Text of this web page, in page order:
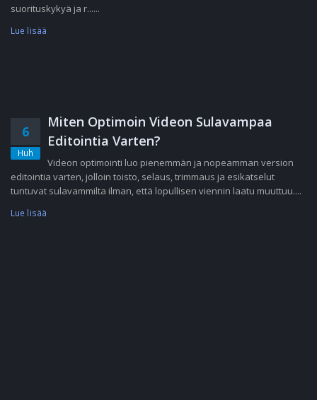
suorituskykyä ja r......
Lue lisää
6
Huh
Miten Optimoin Videon Sulavampaa
Editointia Varten?
Videon optimointi luo pienemmän ja nopeamman version
editointia varten, jolloin toisto, selaus, trimmaus ja esikatselut
tuntuvat sulavammilta ilman, että lopullisen viennin laatu muuttuu....
Lue lisää